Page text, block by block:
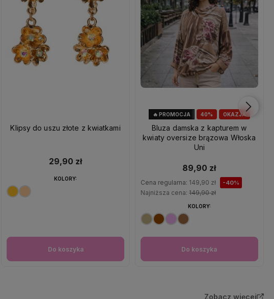
Klipsy do uszu złote z kwiatkami
29,90 zł
Do koszyka
KOLORY:
40% OKAZJA
🔥 PROMOCJA
Bluza damska z kapturem w
kwiaty oversize brązowa Włoska
Uni
89,90 zł
Cena regularna: 149,90 zł -40%
Najniższa cena: 149,90 zł
Do koszyka
KOLORY:
Zobacz więcej